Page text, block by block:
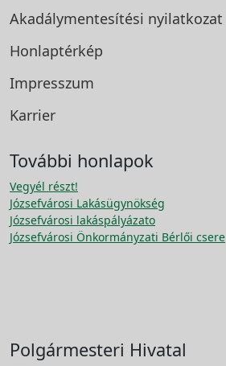
Akadálymentesítési nyilatkozat
Honlaptérkép
Impresszum
Karrier
További honlapok
Vegyél részt!
Józsefvárosi Lakásügynökség
Józsefvárosi lakáspályázato
Józsefvárosi Önkormányzati Bérlői csere
Polgármesteri Hivatal